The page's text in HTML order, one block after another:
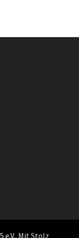
e.V.. Mit Stolz